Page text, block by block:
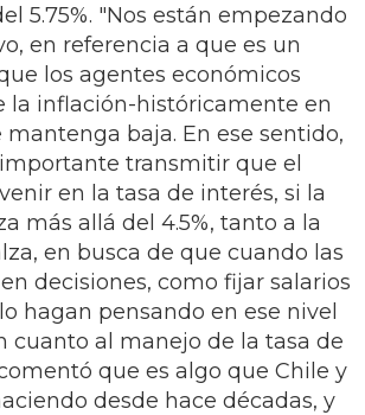
5.75%. "Nos están empezando
en referencia a que es un
los agentes económicos
la inflación-históricamente en
mantenga baja. En ese sentido,
transmitir que el
en la tasa de interés, si la
más allá del 4.5%, tanto a la
en busca de que cuando las
decisiones, como fijar salarios
hagan pensando en ese nivel
cuanto al manejo de la tasa de
que es algo que Chile y
desde hace décadas, y